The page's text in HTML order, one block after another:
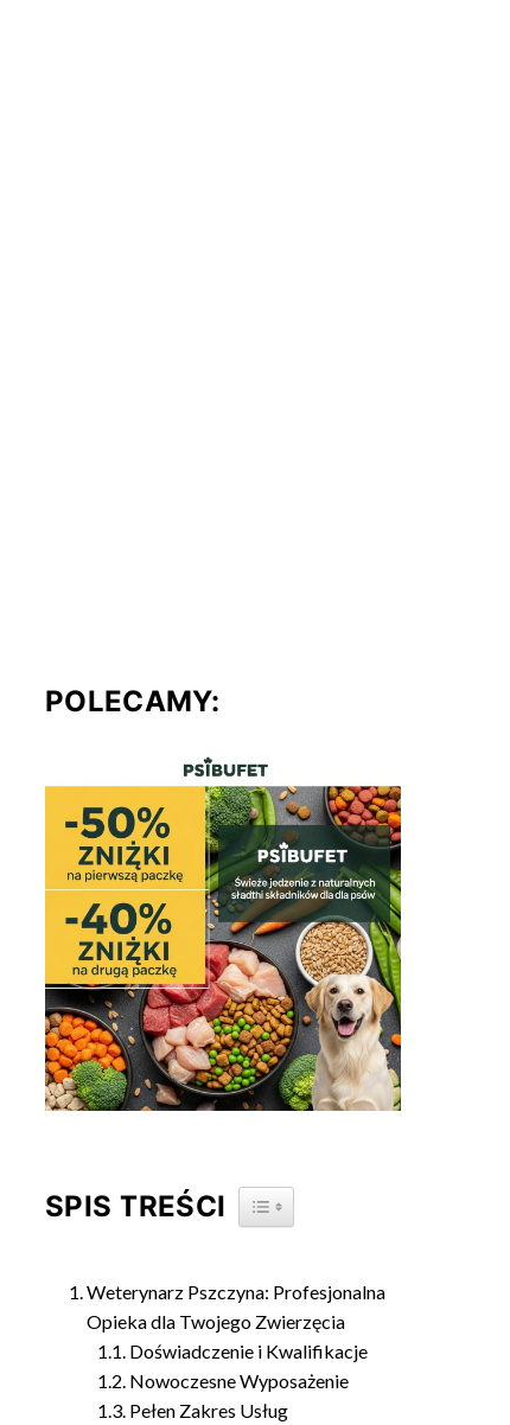
POLECAMY:
SPIS TREŚCI TOGGLE TABLE OF CONTENT
Weterynarz Pszczyna: Profesjonalna
Opieka dla Twojego Zwierzęcia
Doświadczenie i Kwalifikacje
Nowoczesne Wyposażenie
Pełen Zakres Usług